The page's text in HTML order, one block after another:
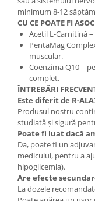
minimum 8-12
CU CE POATE FI
Acetil L-Carnitină
PentaMag
muscular.
Coenzima Q10 –
complet.
ÎNTREBĂRI
Este diferit de R-
Produsul nostru
studiată și sigură
Poate fi luat dacă
Da, poate fi un
medicului, pentru a
hipoglicemia).
Are efecte
La dozele